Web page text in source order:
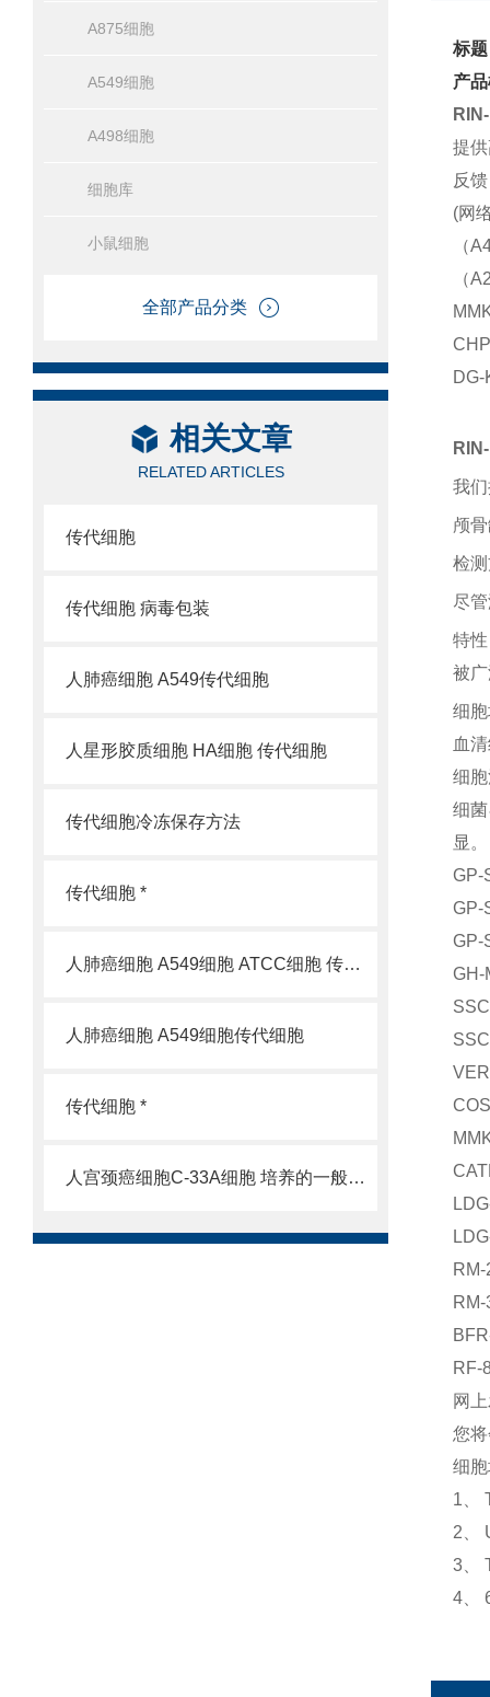
A875细胞
A549细胞
A498细胞
细胞库
小鼠细胞
全部产品分类
相关文章
RELATED ARTICLES
传代细胞
传代细胞 病毒包装
人肺癌细胞 A549传代细胞
人星形胶质细胞 HA细胞 传代细胞
传代细胞冷冻保存方法
传代细胞 *
人肺癌细胞 A549细胞 ATCC细胞 传代细胞
人肺癌细胞 A549细胞传代细胞
传代细胞 *
人宫颈癌细胞C-33A细胞 培养的一般过程
标
产
提
反
(网
（
（
我
颅
检
尽
特
被
细
血
细
细
显。
RF-
网
您
细
1、
2、
3、
4、